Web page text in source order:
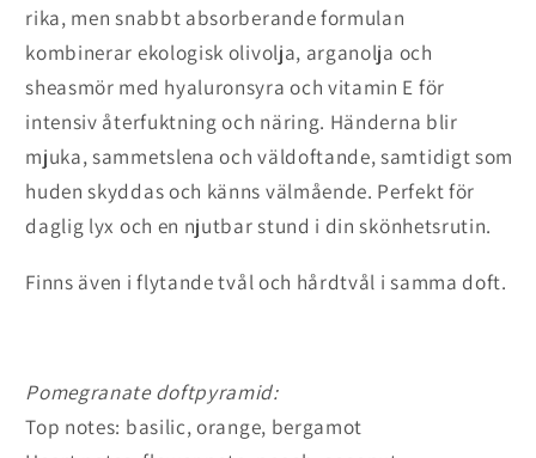
rika, men snabbt absorberande formulan
kombinerar ekologisk olivolja, arganolja och
sheasmör med hyaluronsyra och vitamin E för
intensiv återfuktning och näring. Händerna blir
mjuka, sammetslena och väldoftande, samtidigt som
huden skyddas och känns välmående. Perfekt för
daglig lyx och en njutbar stund i din skönhetsrutin.
Finns även i flytande tvål och hårdtvål i samma doft.
Pomegranate doftpyramid:
Top notes: basilic, orange, bergamot